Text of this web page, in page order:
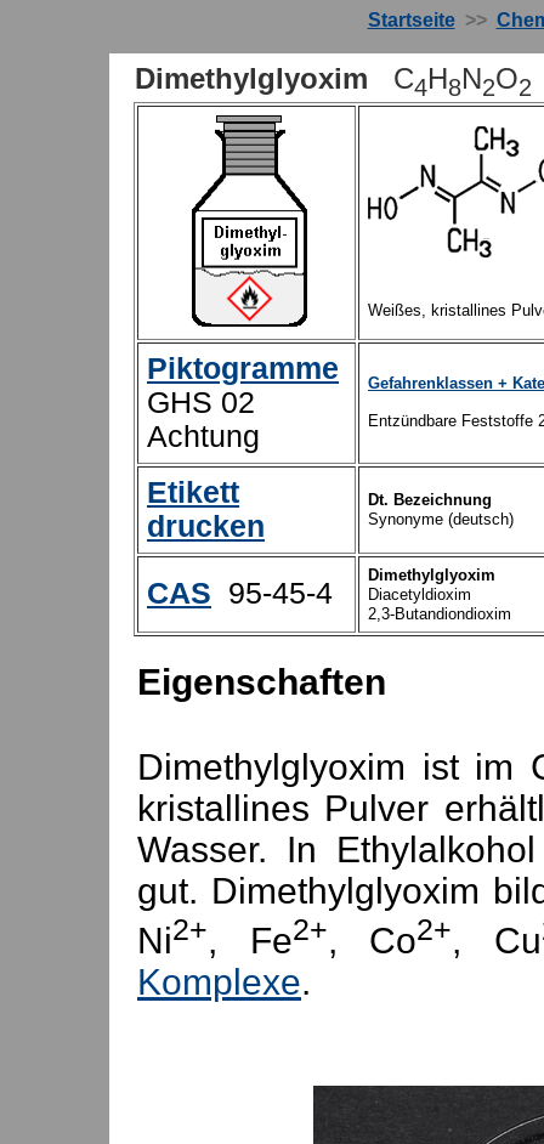
Startseite>>
Dimethylglyoxim C4H8N2O2
Weißes, kristallines
Piktogramme
GHS 02
Achtung
Gefahrenklassen +
Entzündbare Feststoffe
Etikett
drucken
Dt. Bezeichnung
Synonyme (deutsch)
CAS 95-45-4
Dimethylglyoxim
Diacetyldioxim
2,3-Butandiondioxim
Eigenschaften
Dimethylglyoxim ist im
kristallines Pulver
Wasser. In
gut. Dimethylglyoxim
Ni2+, Fe2+, Co2+, Cu
Komplexe.